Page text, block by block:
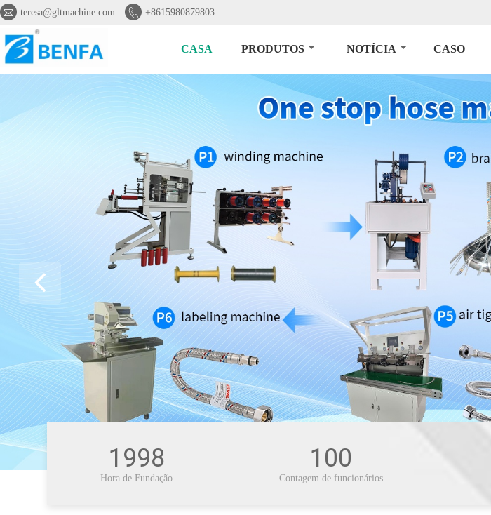
 teresa@gltmachine.com  +8615980879803
CASA PRODUTOS NOTÍCIA CASO
1998
Hora de Fundação
100
Contagem de funcionários